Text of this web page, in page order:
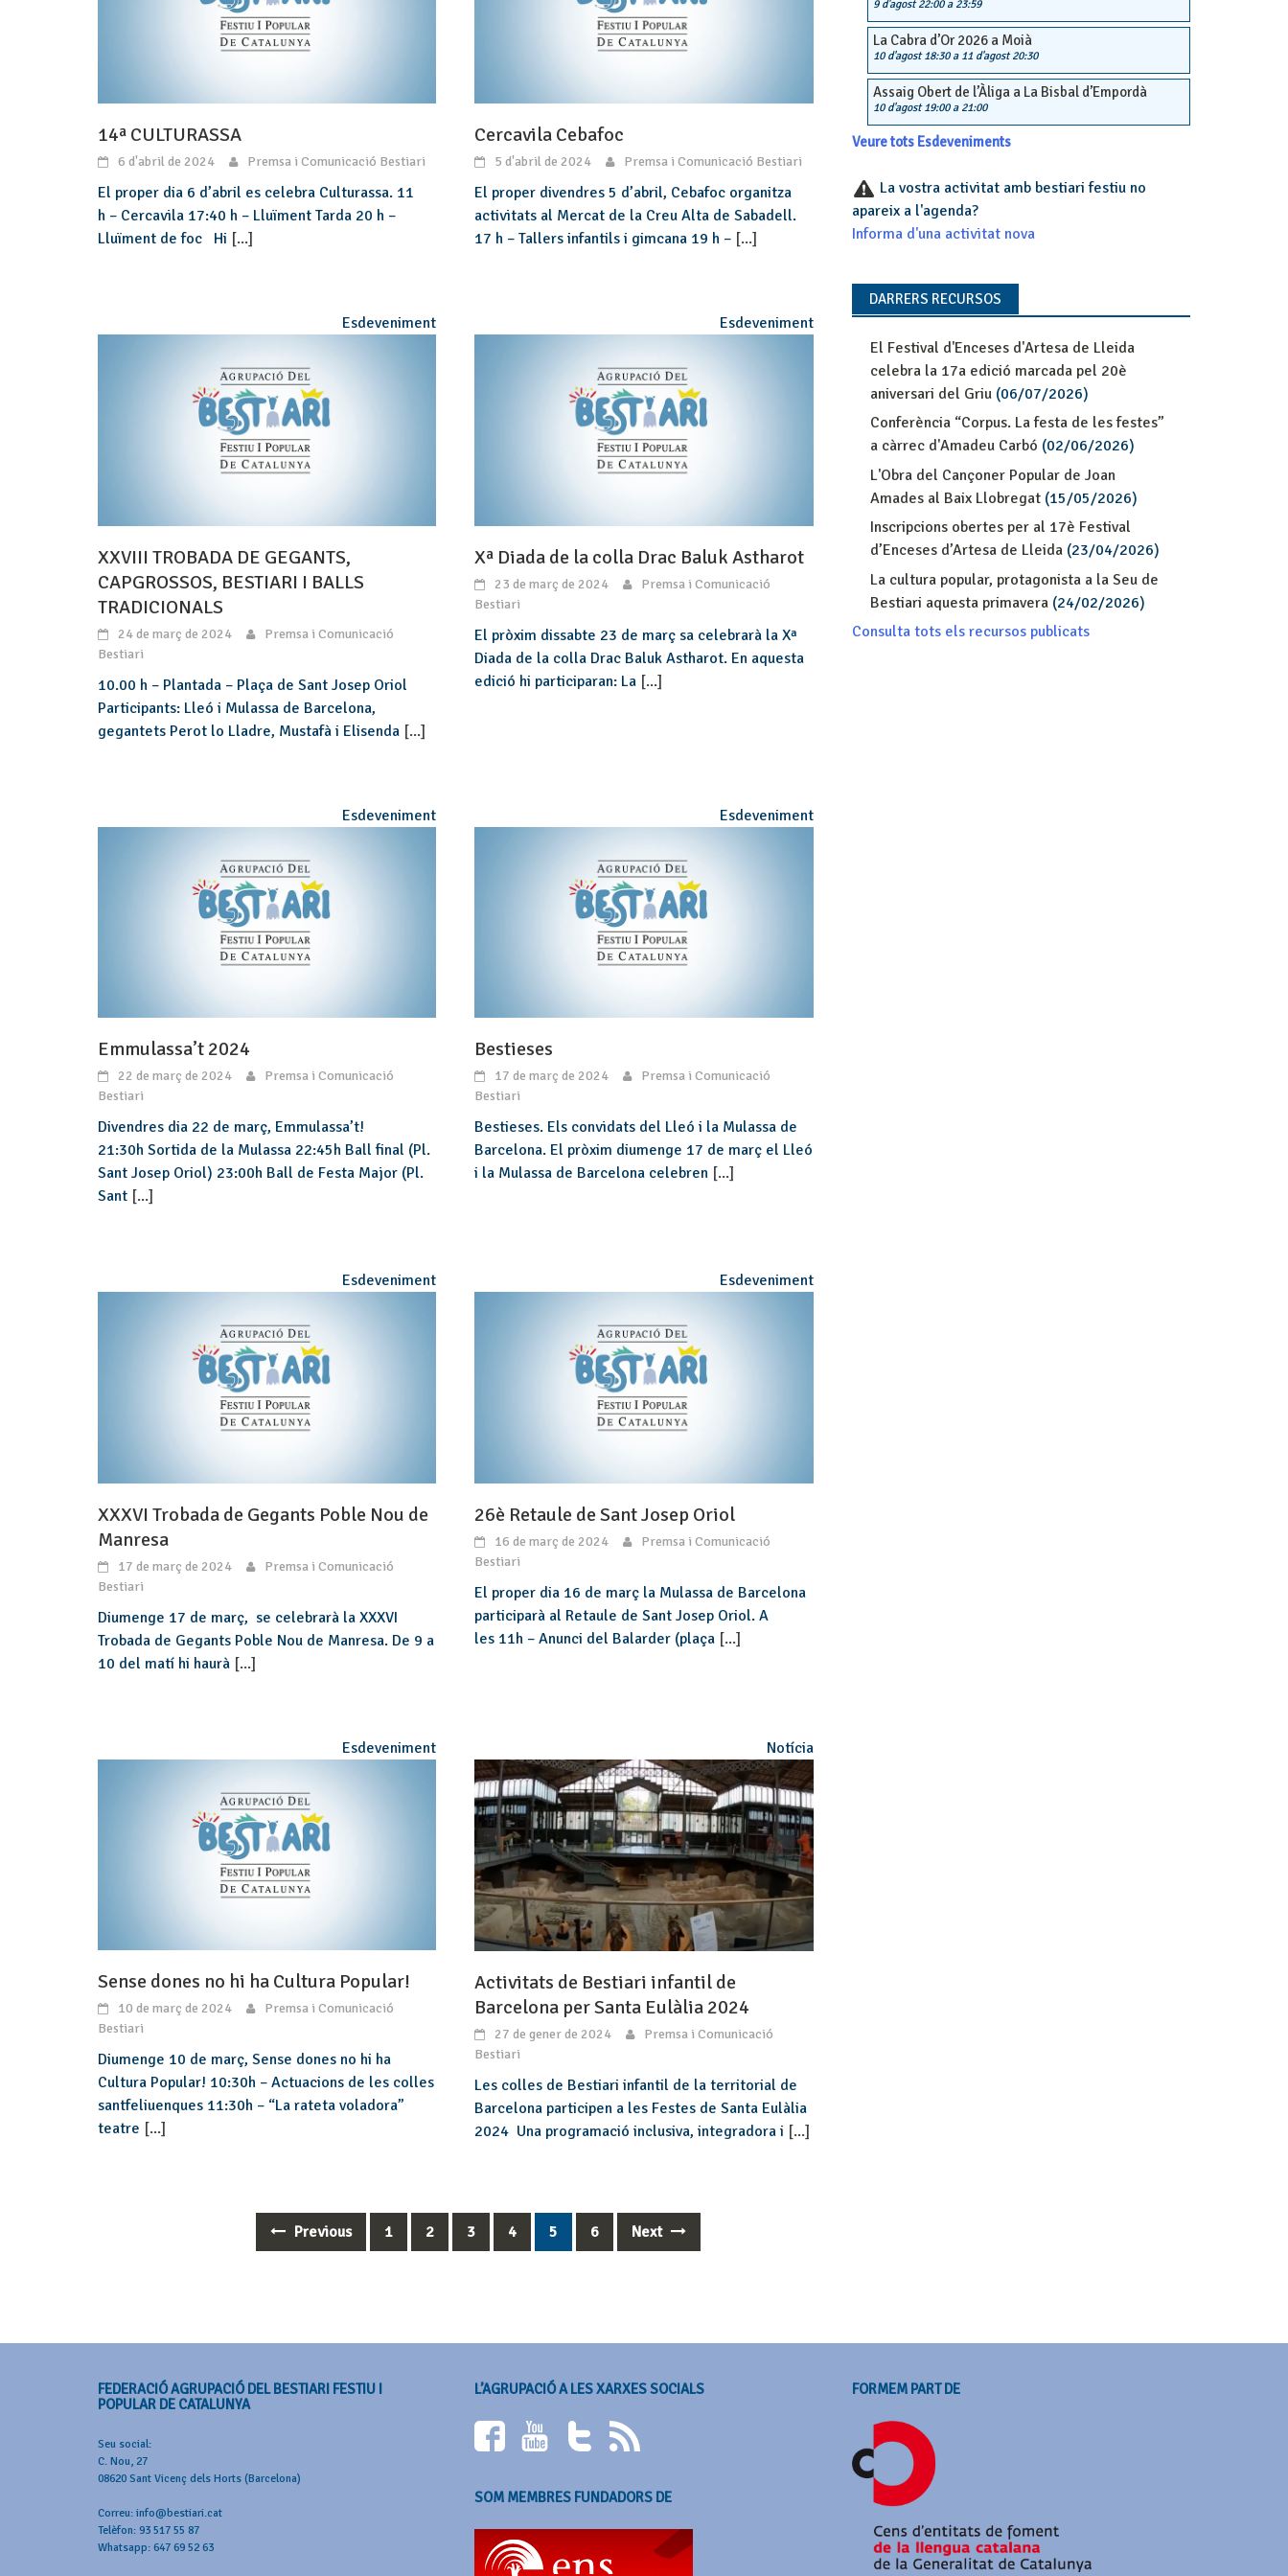
14ª CULTURASSA
6 d'abril de 2024 Premsa i Comunicació Bestiari
El proper dia 6 d’abril es celebra Culturassa. 11
h – Cercavila 17:40 h – Lluïment Tarda 20 h –
Lluïment de foc Hi [...]
Cercavila Cebafoc
5 d'abril de 2024 Premsa i Comunicació Bestiari
El proper divendres 5 d’abril, Cebafoc organitza
activitats al Mercat de la Creu Alta de Sabadell.
17 h – Tallers infantils i gimcana 19 h – [...]
Esdeveniment
XXVIII TROBADA DE GEGANTS,
CAPGROSSOS, BESTIARI I BALLS
TRADICIONALS
24 de març de 2024
Premsa i Comunicació
Bestiari
10.00 h – Plantada – Plaça de Sant Josep Oriol
Participants: Lleó i Mulassa de Barcelona,
gegantets Perot lo Lladre, Mustafà i Elisenda [...]
Esdeveniment
Xª Diada de la colla Drac Baluk Astharot
23 de març de 2024
Premsa i Comunicació
Bestiari
El pròxim dissabte 23 de març sa celebrarà la Xª
Diada de la colla Drac Baluk Astharot. En aquesta
edició hi participaran: La [...]
Esdeveniment
Emmulassa’t 2024
22 de març de 2024
Premsa i Comunicació
Bestiari
Divendres dia 22 de març, Emmulassa’t!
21:30h Sortida de la Mulassa 22:45h Ball final (Pl.
Sant Josep Oriol) 23:00h Ball de Festa Major (Pl.
Sant [...]
Esdeveniment
Bestieses
17 de març de 2024
Premsa i Comunicació
Bestiari
Bestieses. Els convidats del Lleó i la Mulassa de
Barcelona. El pròxim diumenge 17 de març el Lleó
i la Mulassa de Barcelona celebren [...]
Esdeveniment
XXXVI Trobada de Gegants Poble Nou de
Manresa
17 de març de 2024
Premsa i Comunicació
Bestiari
Diumenge 17 de març, se celebrarà la XXXVI
Trobada de Gegants Poble Nou de Manresa. De 9 a
10 del matí hi haurà [...]
Esdeveniment
26è Retaule de Sant Josep Oriol
16 de març de 2024
Premsa i Comunicació
Bestiari
El proper dia 16 de març la Mulassa de Barcelona
participarà al Retaule de Sant Josep Oriol. A
les 11h – Anunci del Balarder (plaça [...]
Esdeveniment
Sense dones no hi ha Cultura Popular!
10 de març de 2024
Premsa i Comunicació
Bestiari
Diumenge 10 de març, Sense dones no hi ha
Cultura Popular! 10:30h – Actuacions de les colles
santfeliuenques 11:30h – “La rateta voladora”
teatre [...]
Notícia
Activitats de Bestiari infantil de
Barcelona per Santa Eulàlia 2024
27 de gener de 2024
Premsa i Comunicació
Bestiari
Les colles de Bestiari infantil de la territorial de
Barcelona participen a les Festes de Santa Eulàlia
2024 Una programació inclusiva, integradora i [...]
Previous 1 2 3 4 5 6 Next
9 d'agost 22:00a 23:59
La Cabra d’Or 2026 a Moià
10 d'agost 18:30a 11 d'agost 20:30
Assaig Obert de l’Àliga a La Bisbal d’Empordà
10 d'agost 19:00a 21:00
Veure tots Esdeveniments
La vostra activitat amb bestiari festiu no
apareix a l'agenda?
Informa d'una activitat nova
DARRERS RECURSOS
El Festival d'Enceses d'Artesa de Lleida
celebra la 17a edició marcada pel 20è
aniversari del Griu(06/07/2026)
Conferència “Corpus. La festa de les festes”
a càrrec d'Amadeu Carbó (02/06/2026)
L'Obra del Cançoner Popular de Joan
Amades al Baix Llobregat(15/05/2026)
Inscripcions obertes per al 17è Festival
d’Enceses d’Artesa de Lleida(23/04/2026)
La cultura popular, protagonista a la Seu de
Bestiari aquesta primavera(24/02/2026)
Consulta tots els recursos publicats
FEDERACIÓ AGRUPACIÓ DEL BESTIARI FESTIU I
POPULAR DE CATALUNYA
Seu social:
C. Nou, 27
08620 Sant Vicenç dels Horts (Barcelona)
Correu: info@bestiari.cat
Telèfon: 93 517 55 87
Whatsapp: 647 69 52 63
L’AGRUPACIÓ A LES XARXES SOCIALS
SOM MEMBRES FUNDADORS DE
FORMEM PART DE